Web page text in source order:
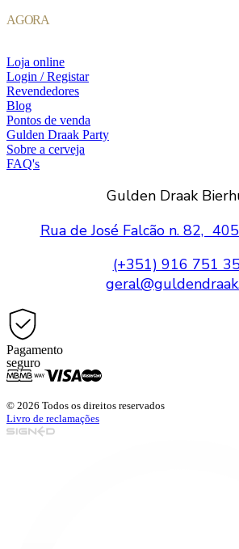
AGORA
Loja online
Login / Registar
Revendedores
Blog
Pontos de venda
Gulden Draak Party
Sobre a cerveja
FAQ's
Gulden Draak
Rua de José Falcão n. 82,
(+351) 916 751
Pagamento
seguro
© 2026 Todos os direitos reservados
Livro de reclamações